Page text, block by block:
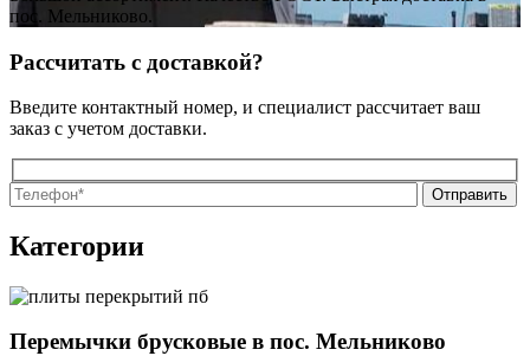
пос. Мельниково.
Рассчитать с доставкой?
Введите контактный номер, и специалист рассчитает ваш
заказ с учетом доставки.
Категории
Перемычки брусковые в пос. Мельниково